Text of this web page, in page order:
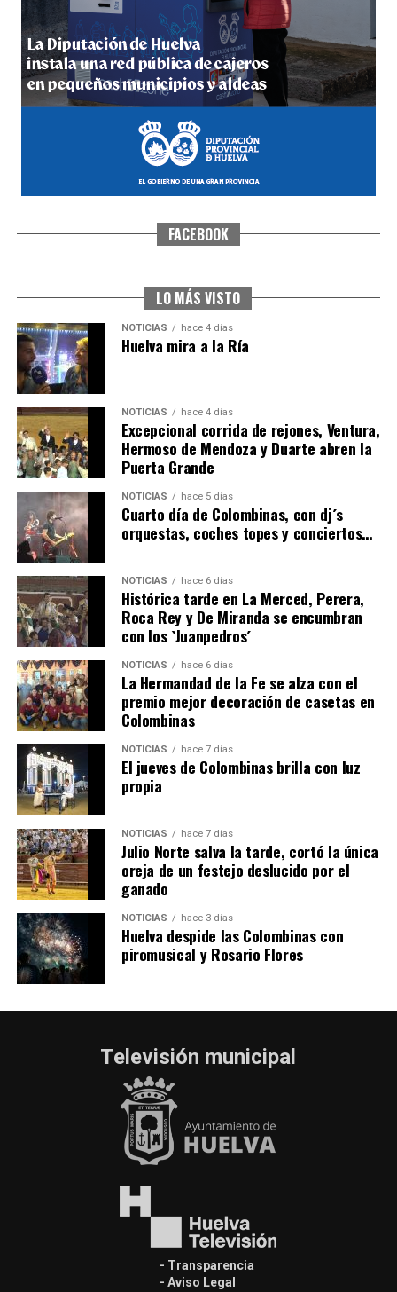
5º DÍA DE LAS FIESTAS COLOMBINAS 2026
hace 4 días·Huelvatv
CUARTA CORRIDA DE LAS FIESTAS COLOMBINAS
4º DÍA DE LAS FIESTAS COLOMBINAS 2026
hace 5 días Huelvatv
SEXTA CORRIDA DE LAS FIESTAS COLOMBINAS
2026
hace 3 días· Huelvatv
FACEBOOK
LO MÁS VISTO
NOTICIAS hace 4 días
Huelva mira a la Ría
NOTICIAS hace 4 días
Excepcional corrida de rejones, Ventura,
Hermoso de Mendoza y Duarte abren la
Puerta Grande
NOTICIAS hace 5 días
Cuarto día de Colombinas, con dj´s
orquestas, coches topes y conciertos…
NOTICIAS hace 6 días
Histórica tarde en La Merced, Perera,
Roca Rey y De Miranda se encumbran
con los `Juanpedros´
NOTICIAS hace 6 días
La Hermandad de la Fe se alza con el
premio mejor decoración de casetas en
Colombinas
NOTICIAS hace 7 días
El jueves de Colombinas brilla con luz
propia
NOTICIAS hace 7 días
Julio Norte salva la tarde, cortó la única
oreja de un festejo deslucido por el
ganado
NOTICIAS hace 3 días
Huelva despide las Colombinas con
piromusical y Rosario Flores
Televisión municipal
- Transparencia
- Aviso Legal